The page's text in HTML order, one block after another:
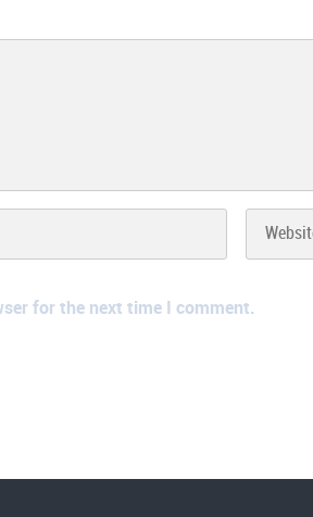
for the next time I comment.